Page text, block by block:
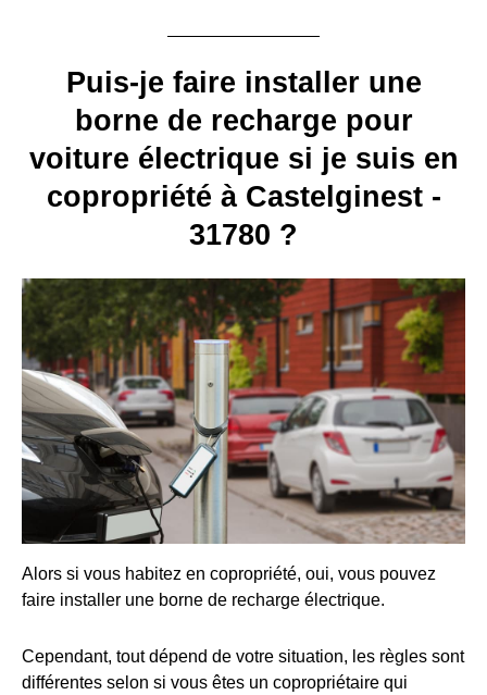
Puis-je faire installer une
borne de recharge pour
voiture électrique si je suis en
copropriété à Castelginest -
31780 ?
Alors si vous habitez en copropriété, oui, vous pouvez
faire installer une borne de recharge électrique.
Cependant, tout dépend de votre situation, les règles sont
différentes selon si vous êtes un copropriétaire qui